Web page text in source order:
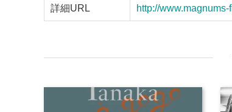
詳細URL http://www.magnums-